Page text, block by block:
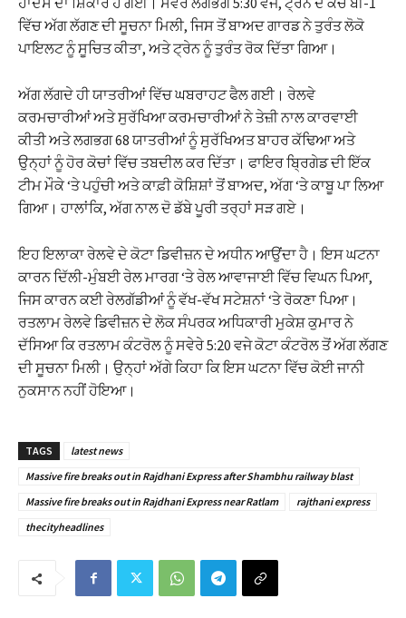
ਵਿੱਚ ਅੱਗ ਲੱਗਣ ਦੀ ਸੂਚਨਾ ਮਿਲੀ, ਜਿਸ ਤੋਂ ਬਾਅਦ ਗਾਰਡ ਨੇ ਤੁਰੰਤ ਲੋਕੋ
ਪਾਇਲਟ ਨੂੰ ਸੂਚਿਤ ਕੀਤਾ, ਅਤੇ ਟ੍ਰੇਨ ਨੂੰ ਤੁਰੰਤ ਰੋਕ ਦਿੱਤਾ ਗਿਆ।
ਅੱਗ ਲੱਗਦੇ ਹੀ ਯਾਤਰੀਆਂ ਵਿੱਚ ਘਬਰਾਹਟ ਫੈਲ ਗਈ। ਰੇਲਵੇ
ਕਰਮਚਾਰੀਆਂ ਅਤੇ ਸੁਰੱਖਿਆ ਕਰਮਚਾਰੀਆਂ ਨੇ ਤੇਜ਼ੀ ਨਾਲ ਕਾਰਵਾਈ
ਕੀਤੀ ਅਤੇ ਲਗਭਗ 68 ਯਾਤਰੀਆਂ ਨੂੰ ਸੁਰੱਖਿਅਤ ਬਾਹਰ ਕੱਢਿਆ ਅਤੇ
ਉਨ੍ਹਾਂ ਨੂੰ ਹੋਰ ਕੋਚਾਂ ਵਿੱਚ ਤਬਦੀਲ ਕਰ ਦਿੱਤਾ। ਫਾਇਰ ਬ੍ਰਿਗੇਡ ਦੀ ਇੱਕ
ਟੀਮ ਮੌਕੇ ‘ਤੇ ਪਹੁੰਚੀ ਅਤੇ ਕਾਫ਼ੀ ਕੋਸ਼ਿਸ਼ਾਂ ਤੋਂ ਬਾਅਦ, ਅੱਗ ‘ਤੇ ਕਾਬੂ ਪਾ ਲਿਆ
ਗਿਆ। ਹਾਲਾਂਕਿ, ਅੱਗ ਨਾਲ ਦੋ ਡੱਬੇ ਪੂਰੀ ਤਰ੍ਹਾਂ ਸੜ ਗਏ।
ਇਹ ਇਲਾਕਾ ਰੇਲਵੇ ਦੇ ਕੋਟਾ ਡਿਵੀਜ਼ਨ ਦੇ ਅਧੀਨ ਆਉਂਦਾ ਹੈ। ਇਸ ਘਟਨਾ
ਕਾਰਨ ਦਿੱਲੀ-ਮੁੰਬਈ ਰੇਲ ਮਾਰਗ ‘ਤੇ ਰੇਲ ਆਵਾਜਾਈ ਵਿੱਚ ਵਿਘਨ ਪਿਆ,
ਜਿਸ ਕਾਰਨ ਕਈ ਰੇਲਗੱਡੀਆਂ ਨੂੰ ਵੱਖ-ਵੱਖ ਸਟੇਸ਼ਨਾਂ ‘ਤੇ ਰੋਕਣਾ ਪਿਆ।
ਰਤਲਾਮ ਰੇਲਵੇ ਡਿਵੀਜ਼ਨ ਦੇ ਲੋਕ ਸੰਪਰਕ ਅਧਿਕਾਰੀ ਮੁਕੇਸ਼ ਕੁਮਾਰ ਨੇ
ਦੱਸਿਆ ਕਿ ਰਤਲਾਮ ਕੰਟਰੋਲ ਨੂੰ ਸਵੇਰੇ 5:20 ਵਜੇ ਕੋਟਾ ਕੰਟਰੋਲ ਤੋਂ ਅੱਗ ਲੱਗਣ
ਦੀ ਸੂਚਨਾ ਮਿਲੀ। ਉਨ੍ਹਾਂ ਅੱਗੇ ਕਿਹਾ ਕਿ ਇਸ ਘਟਨਾ ਵਿੱਚ ਕੋਈ ਜਾਨੀ
ਨੁਕਸਾਨ ਨਹੀਂ ਹੋਇਆ।
TAGS
latest news
Massive fire breaks out in Rajdhani Express after Shambhu railway blast
Massive fire breaks out in Rajdhani Express near Ratlam
rajthani express
thecityheadlines